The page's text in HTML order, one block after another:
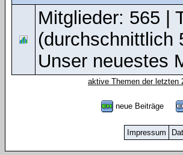
Mitglieder: 565 |
(durchschnittlich
Unser neuestes
aktive Themen der letzten
neue Beiträge
Impressum